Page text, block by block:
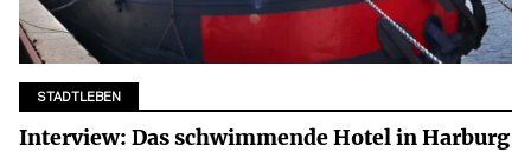
STADTLEBEN
Interview: Das schwimmende Hotel in Harburg